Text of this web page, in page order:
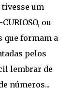
um
ou
que formam a
pelos
lembrar de
números...